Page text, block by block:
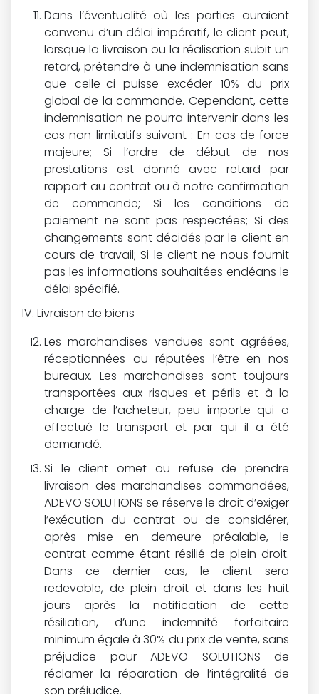
Dans l’éventualité où les parties auraient
convenu d’un délai impératif, le client peut,
lorsque la livraison ou la réalisation subit un
retard, prétendre à une indemnisation sans
que celle-ci puisse excéder 10% du prix
global de la commande. Cependant, cette
indemnisation ne pourra intervenir dans les
cas non limitatifs suivant : En cas de force
majeure; Si l’ordre de début de nos
prestations est donné avec retard par
rapport au contrat ou à notre confirmation
de commande; Si les conditions de
paiement ne sont pas respectées; Si des
changements sont décidés par le client en
cours de travail; Si le client ne nous fournit
pas les informations souhaitées endéans le
délai spécifié.
Livraison de biens
Les marchandises vendues sont agréées,
réceptionnées ou réputées l’être en nos
bureaux. Les marchandises sont toujours
transportées aux risques et périls et à la
charge de l’acheteur, peu importe qui a
effectué le transport et par qui il a été
demandé.
Si le client omet ou refuse de prendre
livraison des marchandises commandées,
ADEVO SOLUTIONS se réserve le droit d’exiger
l’exécution du contrat ou de considérer,
après mise en demeure préalable, le
contrat comme étant résilié de plein droit.
Dans ce dernier cas, le client sera
redevable, de plein droit et dans les huit
jours après la notification de cette
résiliation, d’une indemnité forfaitaire
minimum égale à 30% du prix de vente, sans
préjudice pour ADEVO SOLUTIONS de
réclamer la réparation de l’intégralité de